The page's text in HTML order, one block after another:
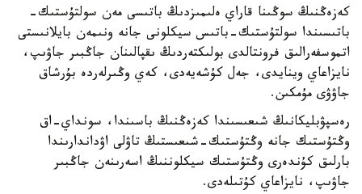
كەزەڭنىڭ سوڭىنا قاراي ەلىمىزدىڭ باتىسى مەن سولتۇستىك-
باتىسىندا سولتۇستىك-باتىس سيكلونى جانە ونىمەن بايلانىستى
اتموسفەرالىق فرونتالدى بولىكتەردىڭ ىقپالىنان جاڭبىر جاۋىپ،
نايزاعاي وينايدى، جەل كۇشەيەدى، كەي وڭىرلەردە بۇرشاق
جاۋۋى مۇمكىن.
رەسپۋبليكانىڭ شىعىسىندا كەزەڭنىڭ باسىندا، سونداي-اق
وڭتۇستىك جانە وڭتۇستىك-شىعىستىڭ تاۋلى اۋداندارىندا
بارلىق كۇندەرى وڭتۇستىك سيكلوننىڭ اسەرىنەن جاڭبىر
جاۋىپ، نايزاعاي كۇتىلەدى.